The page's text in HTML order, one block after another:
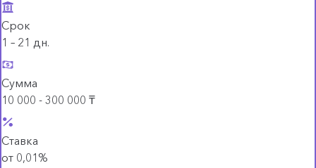
Срок
1 – 21 дн.
Сумма
10 000 - 300 000 ₸
Ставка
от 0,01%